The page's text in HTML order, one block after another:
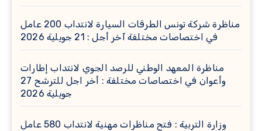
مناظرة شركة تونس الطرقات السيارة لانتداب 200 عامل
في اختصاصات مختلفة آخر أجل : 21 جويلية 2026
مناظرة المعهد الوطني للرصد الجوي لانتداب إطارات
وأعوان في اختصاصات مختلفة : أخر اجل للترشح 27
جويلية 2026
وزارة التربية : فتح مناظرات مهنية لانتداب 580 عامل